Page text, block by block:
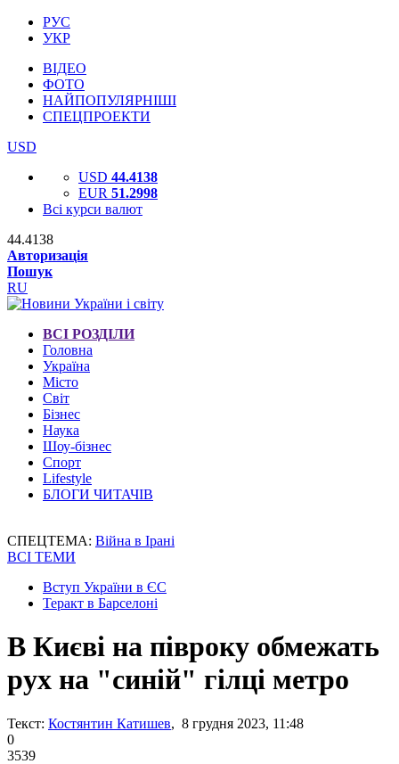
РУС
УКР
ВІДЕО
ФОТО
НАЙПОПУЛЯРНІШІ
СПЕЦПРОЕКТИ
USD
USD 44.4138
EUR 51.2998
Всі курси валют
44.4138
Авторизація
Пошук
RU
ВСІ РОЗДІЛИ
Головна
Україна
Місто
Світ
Бізнес
Наука
Шоу-бізнес
Спорт
Lifestyle
БЛОГИ ЧИТАЧІВ
СПЕЦТЕМА: Війна в Ірані
ВСІ ТЕМИ
Вступ України в ЄС
Теракт в Барселоні
В Києві на півроку обмежать
рух на "синій" гілці метро
Текст: Костянтин Катишев, 8 грудня 2023, 11:48
0
3539